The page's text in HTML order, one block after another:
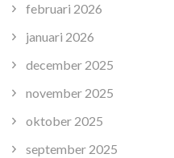
februari 2026
januari 2026
december 2025
november 2025
oktober 2025
september 2025